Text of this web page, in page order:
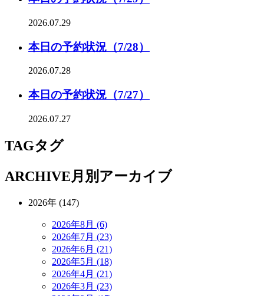
2026.07.29
本日の予約状況（7/28）
2026.07.28
本日の予約状況（7/27）
2026.07.27
TAGタグ
ARCHIVE月別アーカイブ
2026年 (147)
2026年8月 (6)
2026年7月 (23)
2026年6月 (21)
2026年5月 (18)
2026年4月 (21)
2026年3月 (23)